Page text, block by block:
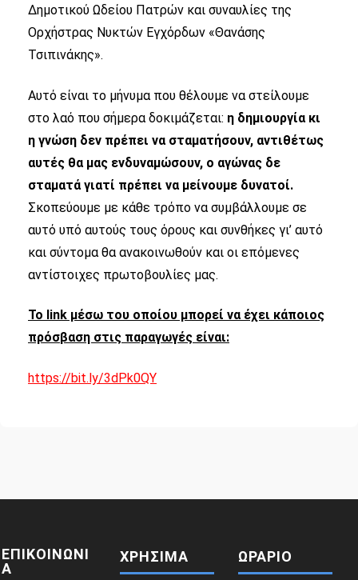
Δημοτικού Ωδείου Πατρών και συναυλίες της
Ορχήστρας Νυκτών Εγχόρδων «Θανάσης
Τσιπινάκης».
Αυτό είναι το μήνυμα που θέλουμε να στείλουμε
στο λαό που σήμερα δοκιμάζεται: η δημιουργία κι
η γνώση δεν πρέπει να σταματήσουν, αντιθέτως
αυτές θα μας ενδυναμώσουν, ο αγώνας δε
σταματά γιατί πρέπει να μείνουμε δυνατοί.
Σκοπεύουμε με κάθε τρόπο να συμβάλλουμε σε
αυτό υπό αυτούς τους όρους και συνθήκες γι’ αυτό
και σύντομα θα ανακοινωθούν και οι επόμενες
αντίστοιχες πρωτοβουλίες μας.
Το link μέσω του οποίου μπορεί να έχει κάποιος
πρόσβαση στις παραγωγές είναι:
https://bit.ly/3dPk0QY
ΕΠΙΚΟΙΝΩΝΙ
Α
ΧΡΗΣΙΜΑ ΩΡΑΡΙΟ